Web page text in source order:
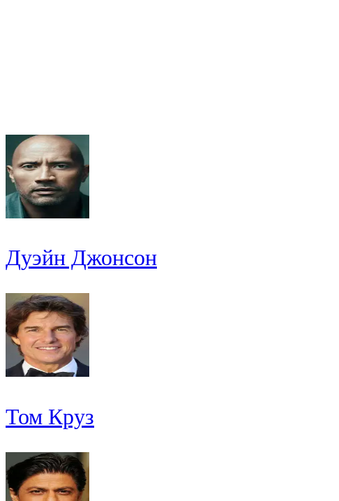
Дуэйн Джонсон
Том Круз